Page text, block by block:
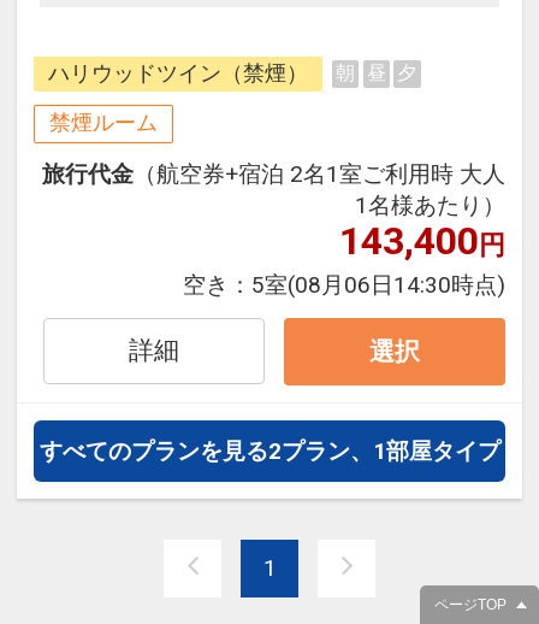
ージだから、一都市滞在はもちろん
周遊旅行にも最適！
旅行期間中の1泊だけの宿泊や延
泊・飛び泊なども自由自在です。
フライトは、安心のJAL（または
JALグループ）確約！フライトマイ
オプションでレンタカーや現地交
約）が可能なプランもございます。
※※嬉しい特典※※
「ドライヘットスパMICHI」宿泊者
【営業時間】12：30～20：30 ※
最終時間はコース内容にて異なりま
【定休日】日曜・祝日
ハリウッドツイン（禁煙） 朝 昼 夕
禁煙ルーム
旅行代金 （航空券+宿泊 2名1室ご利用時 大人
1名様あたり）
143,400円
空き： 5室(08月06日14:30時点)
詳細 選択
すべてのプランを見る2プラン、1部屋タイプ
1
ページTOP